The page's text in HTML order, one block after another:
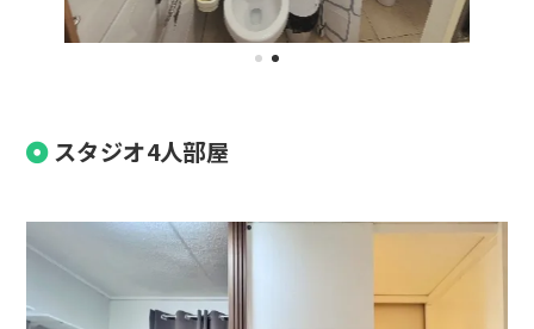
スタジオ4人部屋